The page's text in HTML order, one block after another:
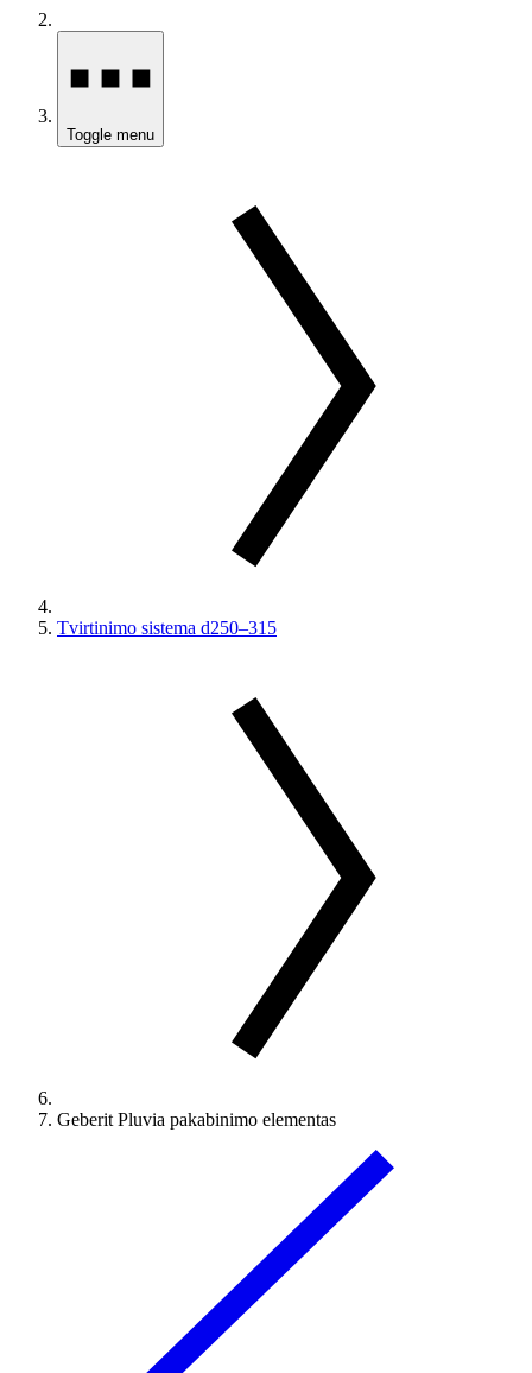
Toggle menu
Tvirtinimo sistema d250–315
Geberit Pluvia pakabinimo elementas